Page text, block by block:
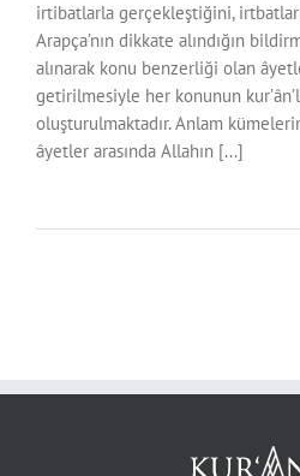
irtibatlarla gerçekleştiğini,
Arapça’nın dikkate alındığın
alınarak konu benzerliği olan
getirilmesiyle her konunun
oluşturulmaktadır. Anlam
âyetler arasında Allahın [...]